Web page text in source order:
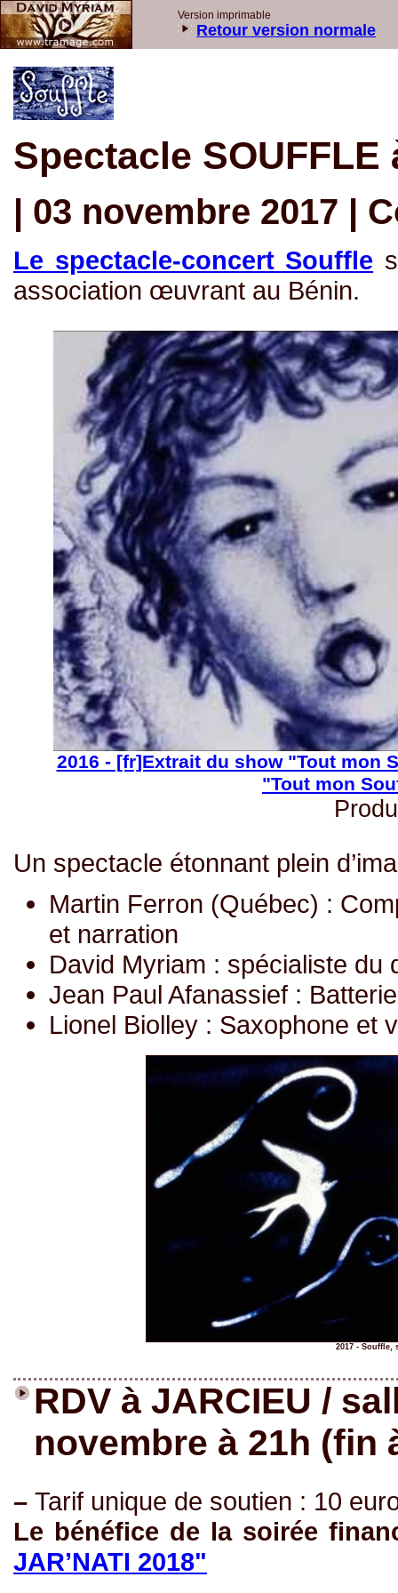
Spectacle
| 03 novembre 2017 |
Le spectacle-concert Souffle
association œuvrant au Bénin.
2016 - [fr]Extrait du show "Tout mon
"Tout mon
Un spectacle étonnant plein
Martin Ferron (Québec) :
et narration
David Myriam : spécialiste du
Jean Paul Afanassief :
Lionel Biolley : Saxophone et
2017 - Souffle,
RDV à JARCIEU /
novembre à 21h (fin
– Tarif unique de soutien : 10
Le bénéfice de la soirée
JAR’NATI 2018"
Version imprimable
Retour version normale